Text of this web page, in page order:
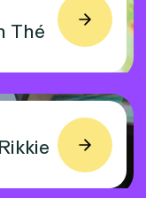
Thé